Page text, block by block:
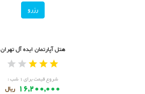
رزرو
هتل آپارتمان ایده آل تهران
شروع قیمت برای ۱ شب :
16,200,000 ریال